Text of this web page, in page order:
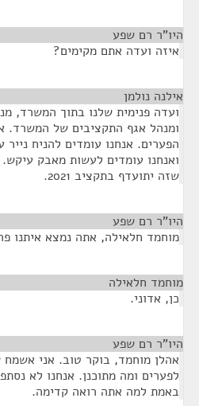
היו"ר רם שפע
איזה ועדה אתם מקימים?
אילנה נולמן
ועדה פנימית שלנו בתוך המשרד,
ומנהל אגף התקציבים של המשרד.
הפערים. אנחנו עומדים להניח
ואנחנו עומדים לעשות מאבק
שזה יתועדף בתקציב 2021.
היו"ר רם שפע
מוחמד חלאילה, אתה נמצא איתנו
מוחמד חלאילה
כן, אדוני.
היו"ר רם שפע
אהלן מוחמד, בוקר טוב. אני
לפערים ומה מתוכנן. אנחנו לא
באמת למה אתה רואה קדימה.